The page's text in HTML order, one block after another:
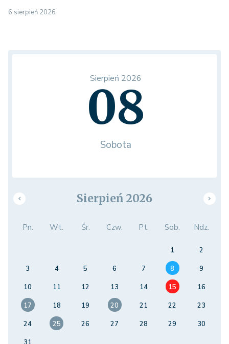
6 sierpień 2026
Sierpień 2026
08
Sobota
Sierpień 2026
Pn. Wt. Śr. Czw. Pt. Sob. Ndz.
1
2
3
4 5 6 7 8
9
10
11 12 13 14 15
16
17
18 19 20 21 22
23
24
25 26 27 28 29
30